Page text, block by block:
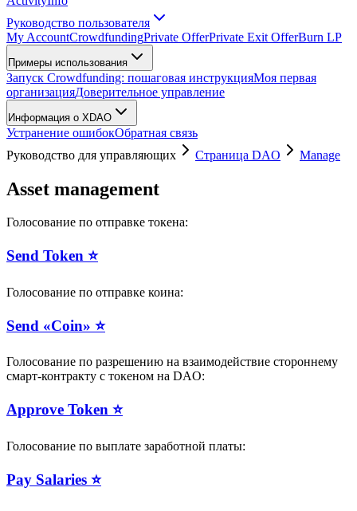
Руководство пользователя
My AccountCrowdfundingPrivate OfferPrivate Exit OfferBurn LP
Примеры использования
Запуск Crowdfunding: пошаговая инструкцияМоя первая
организацияДоверительное управление
Информация о XDAO
Устранение ошибокОбратная связь
Руководство для управляющих
Страница DAO Manage
Asset management
Голосование по отправке токена:
Send Token ⭐️
Голосование по отправке коина:
Send «Coin» ⭐️
Голосование по разрешению на взаимодействие стороннему
смарт-контракту с токеном на DAO:
Approve Token ⭐️
Голосование по выплате заработной платы:
Pay Salaries ⭐️